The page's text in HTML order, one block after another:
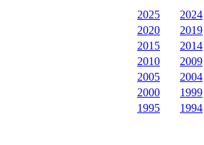
2025
2024
2020
2019
2015
2014
2010
2009
2005
2004
2000
1999
1995
1994